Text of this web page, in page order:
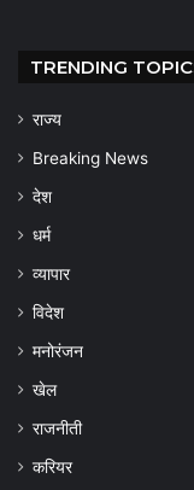
TRENDING
राज्य
Breaking News
देश
धर्म
व्यापार
विदेश
मनोरंजन
खेल
राजनीती
करियर